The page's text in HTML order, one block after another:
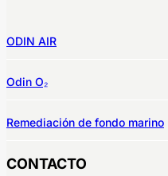
ODIN AIR
Odin O₂
Remediación de fondo marino
CONTACTO